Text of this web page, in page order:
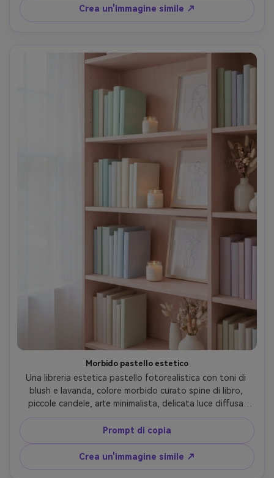
premium- -ar 4:5
Crea un'immagine simile ↗
Morbido pastello estetico
Una libreria estetica pastello fotorealistica con toni di
blush e lavanda, colore morbido curato spine di libro,
piccole candele, arte minimalista, delicata luce diffusa
della finestra, umore arioso sognante, scattato su Sony
A7R V 50mm f/1.8, composizione pulita centrata,
contrasto morbido, dettaglio realistico-AR 4:5
Prompt di copia
Crea un'immagine simile ↗